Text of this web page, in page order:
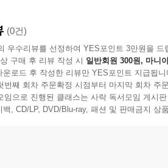
(0건)
우수리뷰를 선정하여 YES포인트 3만원을 드
구매 후 리뷰 작성 시 일반회원 300원, 마니
운로드 후 작성한 리뷰만 YES포인트 지급됩니
번째 회차 주문확정 시점부터 마지막 회차 주
임으로 진행된 클래스는 사락 독서모임 게시
백, CD/LP, DVD/Blu-ray, 패션 및 판매금지 상